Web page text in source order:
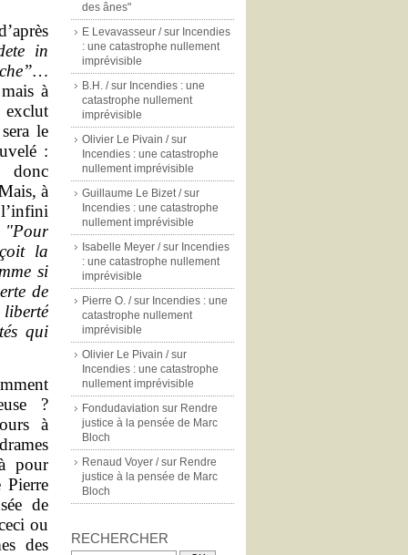
des ânes"
E Levavasseur /sur Incendies
: une catastrophe nullement
imprévisible
B.H. /sur Incendies : une
catastrophe nullement
imprévisible
Olivier Le Pivain /sur
Incendies : une catastrophe
nullement imprévisible
Guillaume Le Bizet /sur
Incendies : une catastrophe
nullement imprévisible
Isabelle Meyer /sur Incendies
: une catastrophe nullement
imprévisible
Pierre O. /sur Incendies : une
catastrophe nullement
imprévisible
Olivier Le Pivain /sur
Incendies : une catastrophe
nullement imprévisible
Fondudaviation sur Rendre
justice à la pensée de Marc
Bloch
Renaud Voyer /sur Rendre
justice à la pensée de Marc
Bloch
RECHERCHER
in
à
exclut
le
:
donc
à
"Pour
la
si
de
liberté
qui
?
à
pour
Pierre
de
ou
des